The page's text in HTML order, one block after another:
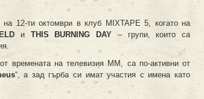
12-ти октомври в клуб MIXTAPE 5, когато на
и THIS BURNING DAY – групи, които са
времената на телевизия ММ, са по-активни от
“, а зад гърба си имат участия с имена като